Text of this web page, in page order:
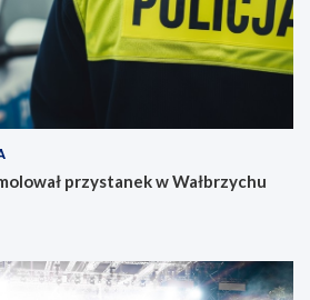
przystanek w Wałbrzychu